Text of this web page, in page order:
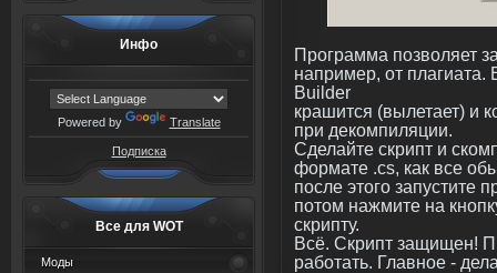
Инфо
Powered by Translate
Подписка
Все для WOT
Моды
Программа позволяет
например, от плагиата.
Builder
крашится (вылетает) и
при декомпиляции.
Сделайте скрипт и
формате .cs, как все
после этого запустите
потом нажмите на
скрипту.
Всё. Скрипт защищен!
работать. Главное -